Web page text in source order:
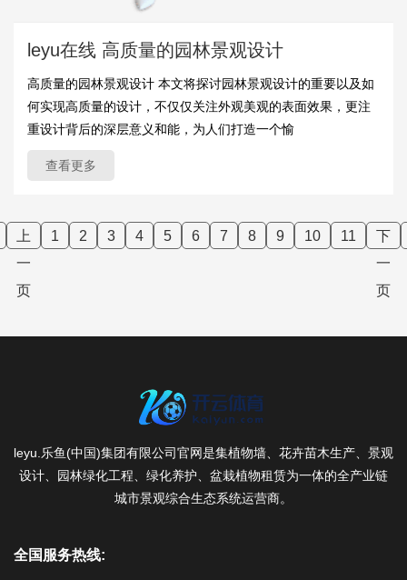
leyu在线 高质量的园林景观设计
高质量的园林景观设计 本文将探讨园林景观设计的重要以及如
何实现高质量的设计，不仅仅关注外观美观的表面效果，更注
重设计背后的深层意义和能，为人们打造一个愉
查看更多
上
一
页
1 2 3 4 5 6 7 8 9 10 11
下
一
页
leyu.乐鱼(中国)集团有限公司官网是集植物墙、花卉苗木生产、景观
设计、园林绿化工程、绿化养护、盆栽植物租赁为一体的全产业链
城市景观综合生态系统运营商。
全国服务热线: